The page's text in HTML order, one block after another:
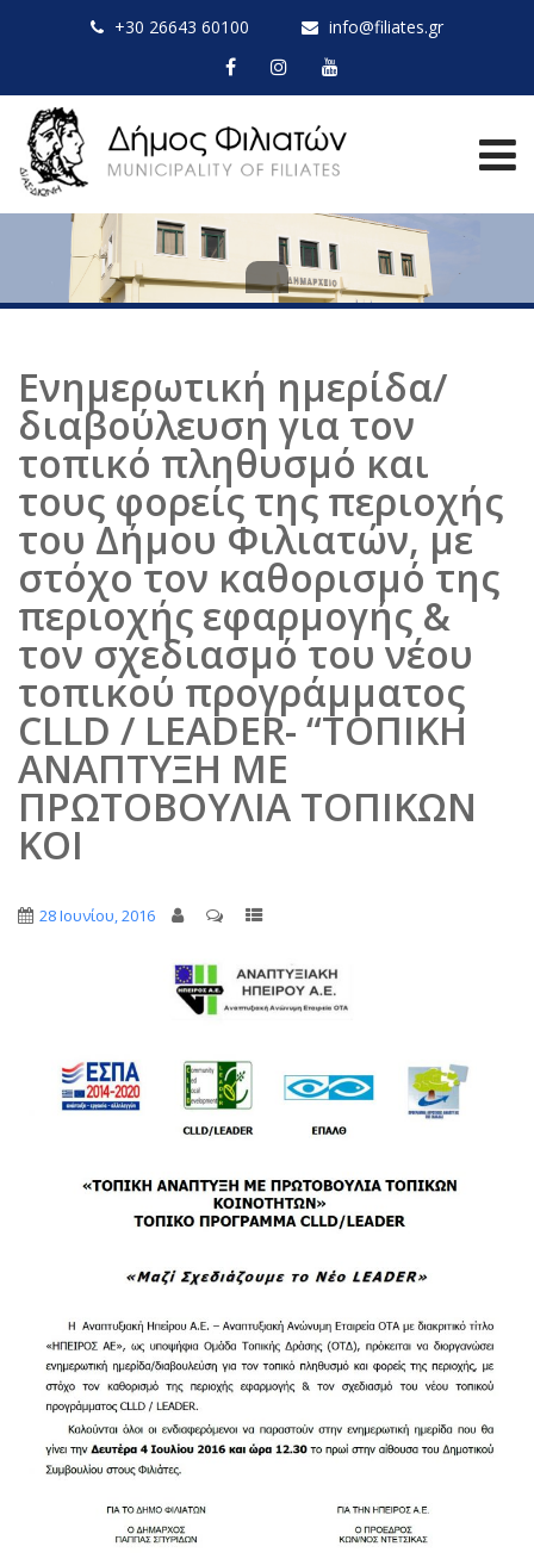
+30 26643 60100 info@filiates.gr
Ενημερωτική ημερίδα/
διαβούλευση για τον
τοπικό πληθυσμό και
τους φορείς της περιοχής
του Δήμου Φιλιατών, με
στόχο τον καθορισμό της
περιοχής εφαρμογής &
τον σχεδιασμό του νέου
τοπικού προγράμματος
CLLD / LEADER- “ΤΟΠΙΚΗ
ΑΝΑΠΤΥΞΗ ΜΕ
ΠΡΩΤΟΒΟΥΛΙΑ ΤΟΠΙΚΩΝ
ΚΟΙ
28 Ιουνίου, 2016